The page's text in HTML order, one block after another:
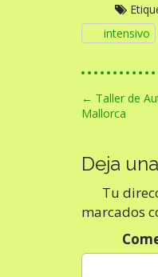
intensivo
N
a
e
a
i
← Taller de
Mallorca
Deja
Tu
marcados